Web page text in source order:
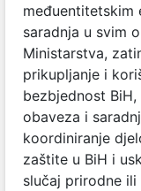
međuentitetskim
saradnja u svim
Ministarstva,
prikupljanje i
bezbjednost
obaveza i
koordiniranje
zaštite u BiH i
slučaj prirodne